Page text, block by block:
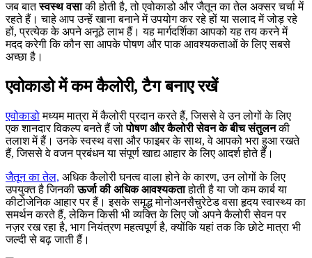
जब बातस्वस्थ वसाकी होती है, तो एवोकाडो और जैतून का तेल अक्सर चर्चा में
रहते हैं। चाहे आप उन्हें खाना बनाने में उपयोग कर रहे हों या सलाद में जोड़ रहे
हों, प्रत्येक के अपने अनूठे लाभ हैं। यह मार्गदर्शिका आपको यह तय करने में
मदद करेगी कि कौन सा आपके पोषण और पाक आवश्यकताओं के लिए सबसे
अच्छा है।
एवोकाडो में कम कैलोरी, टैग बनाए रखें
एवोकाडोमध्यम मात्रा में कैलोरी प्रदान करते हैं, जिससे वे उन लोगों के लिए
एक शानदार विकल्प बनते हैं जोपोषण और कैलोरी सेवन के बीच संतुलनकी
तलाश में हैं। उनके स्वस्थ वसा और फाइबर के साथ, वे आपको भरा हुआ रखते
हैं, जिससे वे वजन प्रबंधन या संपूर्ण खाद्य आहार के लिए आदर्श होते हैं।
जैतून का तेल, अधिक कैलोरी घनत्व वाला होने के कारण, उन लोगों के लिए
उपयुक्त है जिनकीऊर्जा की अधिक आवश्यकताहोती है या जो कम कार्ब या
कीटोजेनिक आहार पर हैं। इसके समृद्ध मोनोअनसैचुरेटेड वसा हृदय स्वास्थ्य का
समर्थन करते हैं, लेकिन किसी भी व्यक्ति के लिए जो अपने कैलोरी सेवन पर
नज़र रख रहा है, भाग नियंत्रण महत्वपूर्ण है, क्योंकि यहां तक कि छोटे मात्रा भी
जल्दी से बढ़ जाती हैं।